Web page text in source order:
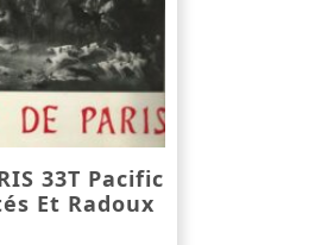
33T Pacific
Et Radoux